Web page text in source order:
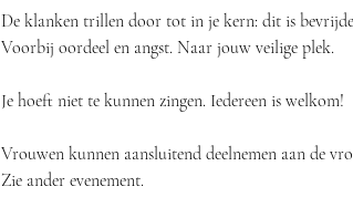
De klanken trillen door tot in je kern: dit is
Voorbij oordeel en angst. Naar jouw veilige plek.
Je hoeft niet te kunnen zingen. Iedereen is welkom!
Vrouwen kunnen aansluitend deelnemen aan de
Zie ander evenement.